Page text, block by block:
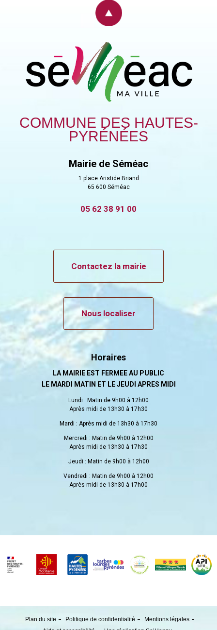
COMMUNE DES HAUTES-
PYRÉNÉES
Mairie de Séméac
1 place Aristide Briand
65 600 Séméac
05 62 38 91 00
Contactez la mairie
Nous localiser
Horaires
LA MAIRIE EST FERMEE AU PUBLIC
LE MARDI MATIN ET LE JEUDI APRES MIDI
Lundi : Matin de 9h00 à 12h00
Après midi de 13h30 à 17h30
Mardi : Après midi de 13h30 à 17h30
Mercredi : Matin de 9h00 à 12h00
Après midi de 13h30 à 17h30
Jeudi : Matin de 9h00 à 12h00
Vendredi : Matin de 9h00 à 12h00
Après midi de 13h30 à 17h00
Plan du site Politique de confidentialité
Mentions légales